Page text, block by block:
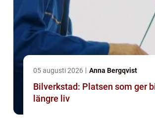
05 augusti 2026 Anna Bergqvist
Bilverkstad: Platsen som ger
längre liv